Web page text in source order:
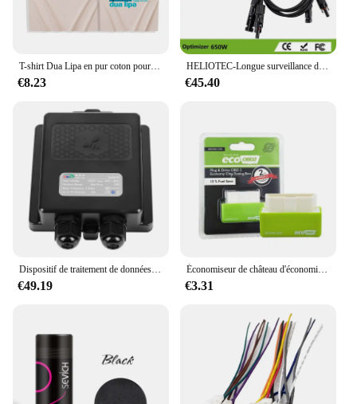
T-shirt Dua Lipa en pur coton pour hommes et femmes, décontracté, à manches courtes, avec optimisme radical, Harajuku, été
€8.23
HELIOTEC-Longue surveillance de panneau solaire en temps réel, optimiseur de puissance, MPPT, entrée 12V-75V, Ip68, limite la tension, anti-point d'accès, 650W
€45.40
Dispositif de traitement de données solaires, arrêt local ou à distance, dispositif d'agrégation de données longues et moniteur long, optimiseur d'énergie solaire
€49.19
Économiseur de château d'économie de voiture, nitroOBD2, dispositif d'optimisation des carburants, économiseur de château économique, boîte de réglage, formateurs de puce, accessoires automobiles
€3.31